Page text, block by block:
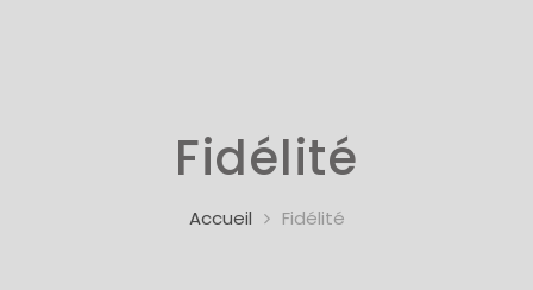
Fidélité
Accueil Fidélité